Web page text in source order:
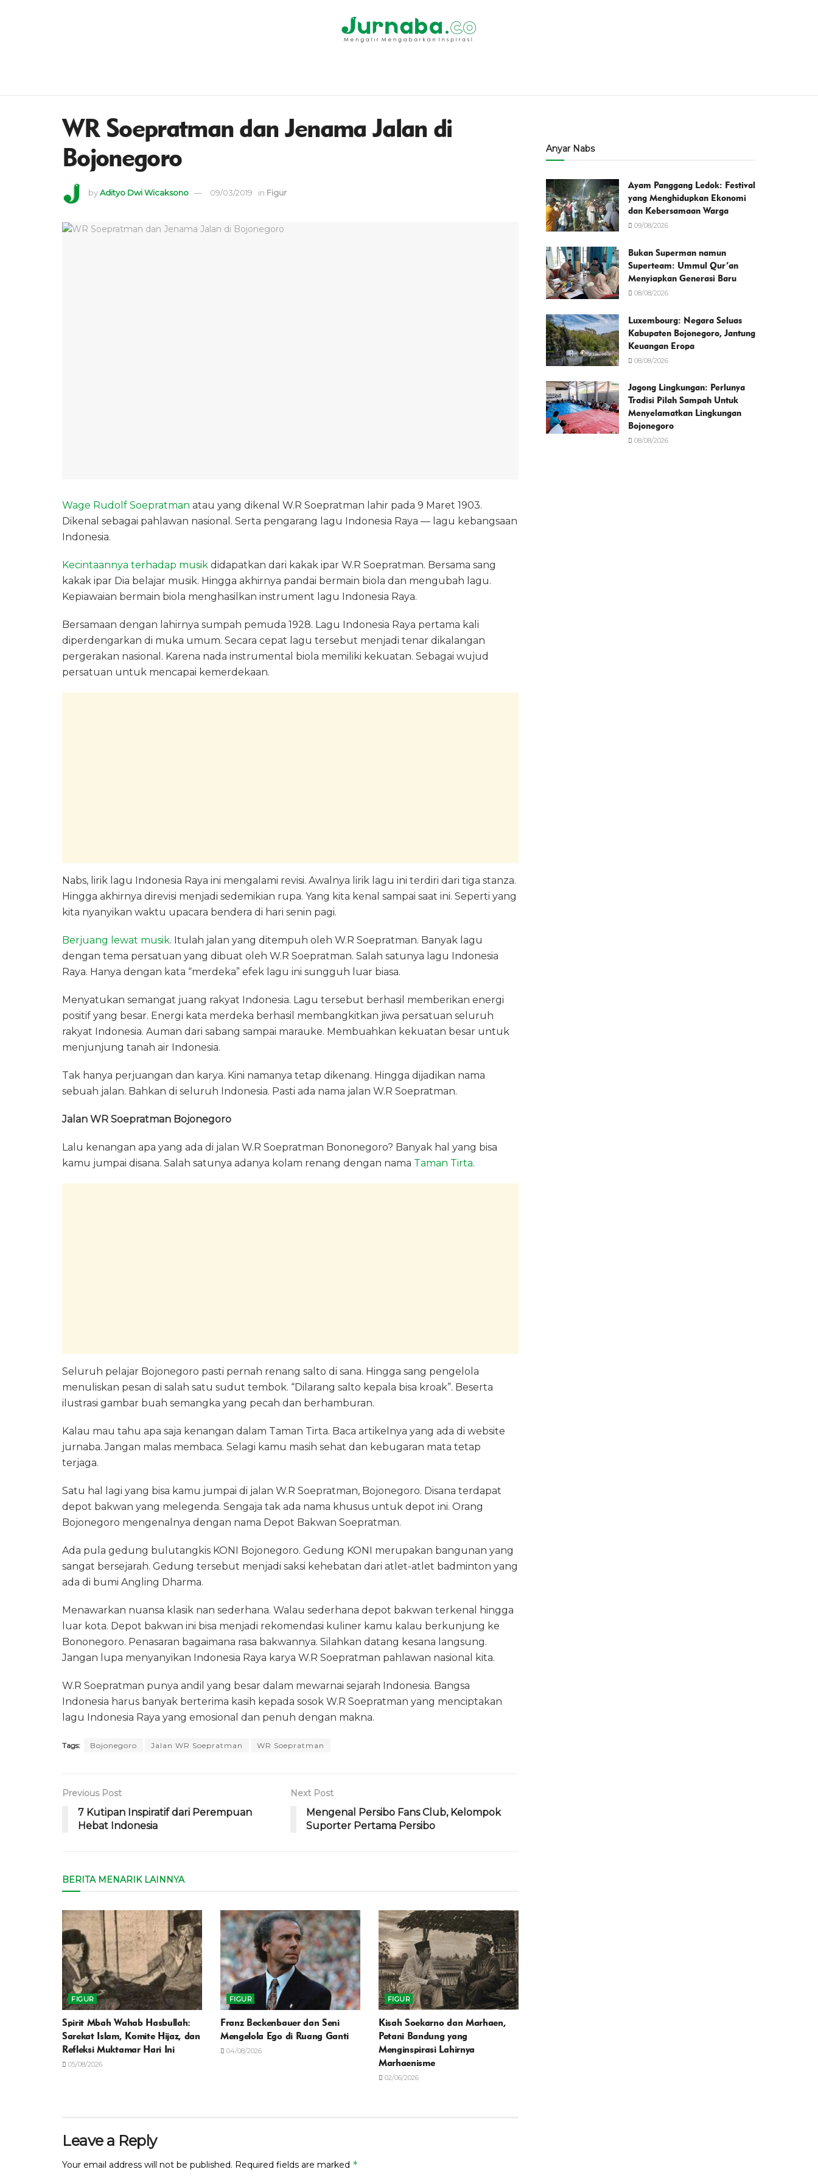
WR Soepratman dan Jenama Jalan di
Bojonegoro
byAdityo Dwi Wicaksono 09/03/2019 in Figur
Wage Rudolf Soepratman atau yang dikenal W.R Soepratman lahir pada 9 Maret 1903.
Dikenal sebagai pahlawan nasional. Serta pengarang lagu Indonesia Raya — lagu kebangsaan
Indonesia.
Kecintaannya terhadap musik didapatkan dari kakak ipar W.R Soepratman. Bersama sang
kakak ipar Dia belajar musik. Hingga akhirnya pandai bermain biola dan mengubah lagu.
Kepiawaian bermain biola menghasilkan instrument lagu Indonesia Raya.
Bersamaan dengan lahirnya sumpah pemuda 1928. Lagu Indonesia Raya pertama kali
diperdengarkan di muka umum. Secara cepat lagu tersebut menjadi tenar dikalangan
pergerakan nasional. Karena nada instrumental biola memiliki kekuatan. Sebagai wujud
persatuan untuk mencapai kemerdekaan.
Nabs, lirik lagu Indonesia Raya ini mengalami revisi. Awalnya lirik lagu ini terdiri dari tiga stanza.
Hingga akhirnya direvisi menjadi sedemikian rupa. Yang kita kenal sampai saat ini. Seperti yang
kita nyanyikan waktu upacara bendera di hari senin pagi.
Berjuang lewat musik. Itulah jalan yang ditempuh oleh W.R Soepratman. Banyak lagu
dengan tema persatuan yang dibuat oleh W.R Soepratman. Salah satunya lagu Indonesia
Raya. Hanya dengan kata “merdeka” efek lagu ini sungguh luar biasa.
Menyatukan semangat juang rakyat Indonesia. Lagu tersebut berhasil memberikan energi
positif yang besar. Energi kata merdeka berhasil membangkitkan jiwa persatuan seluruh
rakyat Indonesia. Auman dari sabang sampai marauke. Membuahkan kekuatan besar untuk
menjunjung tanah air Indonesia.
Tak hanya perjuangan dan karya. Kini namanya tetap dikenang. Hingga dijadikan nama
sebuah jalan. Bahkan di seluruh Indonesia. Pasti ada nama jalan W.R Soepratman.
Jalan WR Soepratman Bojonegoro
Lalu kenangan apa yang ada di jalan W.R Soepratman Bononegoro? Banyak hal yang bisa
kamu jumpai disana. Salah satunya adanya kolam renang dengan nama Taman Tirta.
Seluruh pelajar Bojonegoro pasti pernah renang salto di sana. Hingga sang pengelola
menuliskan pesan di salah satu sudut tembok. “Dilarang salto kepala bisa kroak”. Beserta
ilustrasi gambar buah semangka yang pecah dan berhamburan.
Kalau mau tahu apa saja kenangan dalam Taman Tirta. Baca artikelnya yang ada di website
jurnaba. Jangan malas membaca. Selagi kamu masih sehat dan kebugaran mata tetap
terjaga.
Satu hal lagi yang bisa kamu jumpai di jalan W.R Soepratman, Bojonegoro. Disana terdapat
depot bakwan yang melegenda. Sengaja tak ada nama khusus untuk depot ini. Orang
Bojonegoro mengenalnya dengan nama Depot Bakwan Soepratman.
Ada pula gedung bulutangkis KONI Bojonegoro. Gedung KONI merupakan bangunan yang
sangat bersejarah. Gedung tersebut menjadi saksi kehebatan dari atlet-atlet badminton yang
ada di bumi Angling Dharma.
Menawarkan nuansa klasik nan sederhana. Walau sederhana depot bakwan terkenal hingga
luar kota. Depot bakwan ini bisa menjadi rekomendasi kuliner kamu kalau berkunjung ke
Bononegoro. Penasaran bagaimana rasa bakwannya. Silahkan datang kesana langsung.
Jangan lupa menyanyikan Indonesia Raya karya W.R Soepratman pahlawan nasional kita.
W.R Soepratman punya andil yang besar dalam mewarnai sejarah Indonesia. Bangsa
Indonesia harus banyak berterima kasih kepada sosok W.R Soepratman yang menciptakan
lagu Indonesia Raya yang emosional dan penuh dengan makna.
Tags: Bojonegoro Jalan WR Soepratman WR Soepratman
Previous Post
7 Kutipan Inspiratif dari Perempuan
Hebat Indonesia
Next Post
Mengenal Persibo Fans Club, Kelompok
Suporter Pertama Persibo
BERITA MENARIK LAINNYA
FIGUR
Spirit Mbah Wahab Hasbullah:
Sarekat Islam, Komite Hijaz, dan
Refleksi Muktamar Hari Ini
05/08/2026
FIGUR
Franz Beckenbauer dan Seni
Mengelola Ego di Ruang Ganti
04/08/2026
FIGUR
Kisah Soekarno dan Marhaen,
Petani Bandung yang
Menginspirasi Lahirnya
Marhaenisme
02/06/2026
Leave a Reply
Your email address will not be published. Required fields are marked *
Anyar Nabs
Ayam Panggang Ledok: Festival
yang Menghidupkan Ekonomi
dan Kebersamaan Warga
09/08/2026
Bukan Superman namun
Superteam: Ummul Qur’an
Menyiapkan Generasi Baru
08/08/2026
Luxembourg: Negara Seluas
Kabupaten Bojonegoro, Jantung
Keuangan Eropa
08/08/2026
Jagong Lingkungan: Perlunya
Tradisi Pilah Sampah Untuk
Menyelamatkan Lingkungan
Bojonegoro
08/08/2026